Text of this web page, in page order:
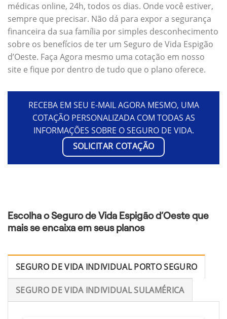
médicas online, 24h, todos os dias. Onde você estiver,
sempre que precisar. Não dá para expor a segurança
financeira da sua família por simples desconhecimento
sobre os benefícios de ter um Seguro de Vida Espigão
d’Oeste. Faça Agora mesmo uma cotação em nosso
site e fique por dentro de tudo que o plano oferece.
RECEBA EM SEU E-MAIL AGORA MESMO, UMA
COTAÇÃO PERSONALIZADA COM TODAS AS
INFORMAÇÕES SOBRE O SEGURO DE VIDA.
SOLICITAR COTAÇÃO
Escolha o Seguro de Vida Espigão d’Oeste que
mais se encaixa em seus planos
SEGURO DE VIDA INDIVIDUAL PORTO SEGURO
SEGURO DE VIDA INDIVIDUAL SULAMÉRICA